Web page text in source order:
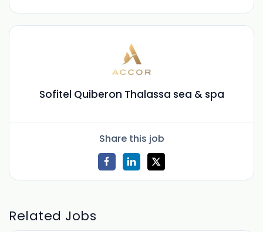
Sofitel Quiberon Thalassa sea & spa
Share this job
Related Jobs